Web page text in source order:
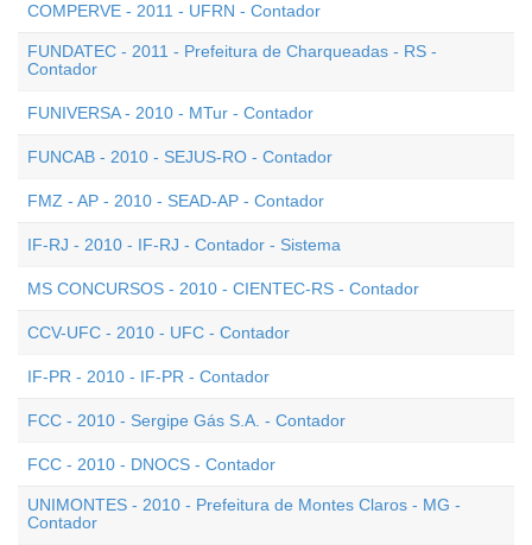
COMPERVE - 2011 - UFRN - Contador
FUNDATEC - 2011 - Prefeitura de Charqueadas - RS -
Contador
FUNIVERSA - 2010 - MTur - Contador
FUNCAB - 2010 - SEJUS-RO - Contador
FMZ - AP - 2010 - SEAD-AP - Contador
IF-RJ - 2010 - IF-RJ - Contador - Sistema
MS CONCURSOS - 2010 - CIENTEC-RS - Contador
CCV-UFC - 2010 - UFC - Contador
IF-PR - 2010 - IF-PR - Contador
FCC - 2010 - Sergipe Gás S.A. - Contador
FCC - 2010 - DNOCS - Contador
UNIMONTES - 2010 - Prefeitura de Montes Claros - MG -
Contador